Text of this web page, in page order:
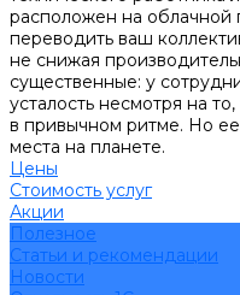
расположен на облачной
переводить ваш
не снижая
существенные: у
усталость несмотря на
в привычном ритме. Но
места на планете.
Цены
Стоимость услуг
Акции
Полезное
Cтатьи и рекомендации
Новости